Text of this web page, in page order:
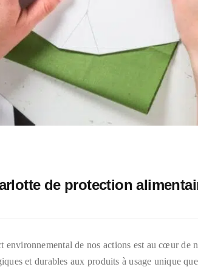
de protection
environnemental de nos actions est au cœur de
et durables aux produits à usage unique